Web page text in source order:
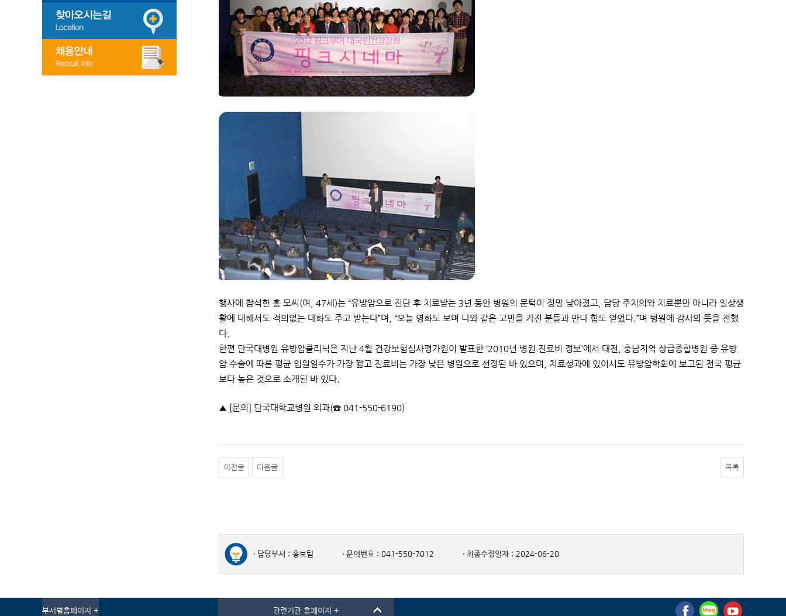
행사에 참석한 홍 모씨(여, 47세)는 “유방암으로 진단 후 치료받는 3년 동안 병원의 문턱이 정말 낮아졌고, 담당 주치의와 치료뿐만 아니라 일상생
활에 대해서도 격의없는 대화도 주고 받는다”며, “오늘 영화도 보며 나와 같은 고민을 가진 분들과 만나 힘도 얻었다.”며 병원에 감사의 뜻을 전했
다.
한편 단국대병원 유방암클리닉은 지난 4월 건강보험심사평가원이 발표한 ‘2010년 병원 진료비 정보’에서 대전, 충남지역 상급종합병원 중 유방
암 수술에 따른 평균 입원일수가 가장 짧고 진료비는 가장 낮은 병원으로 선정된 바 있으며, 치료성과에 있어서도 유방암학회에 보고된 전국 평균
보다 높은 것으로 소개된 바 있다.
▲ [문의] 단국대학교병원 외과(☎ 041-550-6190)
이전글 다음글 목록
담당부서 : 홍보팀 문의번호 : 041-550-7012 최종수정일자 : 2024-06-20
부서별홈페이지 + 관련기관 홈페이지 +